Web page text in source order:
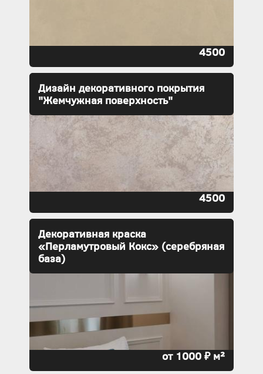
4500
Дизайн декоративного покрытия
"Жемчужная поверхность"
4500
Декоративная краска
«Перламутровый Кокс» (серебряная
база)
от 1000 ₽ м²